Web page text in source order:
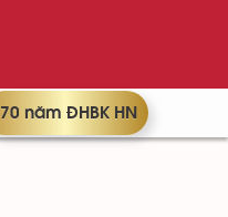
70 năm ĐHBK HN